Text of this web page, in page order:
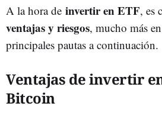
A la hora de invertir en ETF, es
ventajas y riesgos, mucho más
principales pautas a continuación.
Ventajas de invertir
Bitcoin